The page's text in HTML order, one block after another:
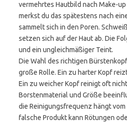
vermehrtes Hautbild nach Make-
merkst du das spätestens nach
sammelt sich in den Poren.
setzen sich auf der Haut ab. Die
und ein ungleichmäßiger Teint.
Die Wahl des richtigen
große Rolle. Ein zu harter Kopf
Ein zu weicher Kopf reinigt oft
Borstenmaterial und Größe
die Reinigungsfrequenz hängt
falsche Produkt kann Rötungen